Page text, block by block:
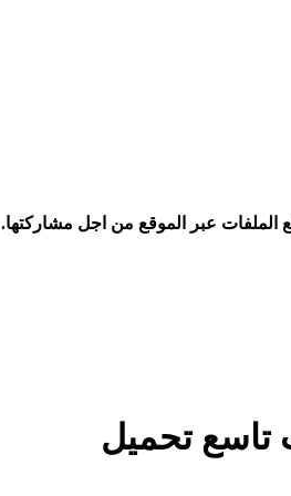
عبر الموقع من اجل مشاركتها.
تاسع تحميل